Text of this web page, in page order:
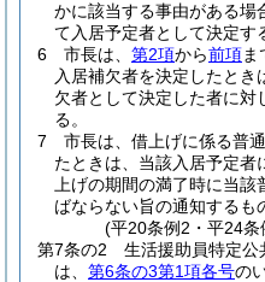
かに該当する事由がある場
て入居予定者として決定す
6
市長は、 第2項から前項
入居補欠者を決定したと
欠者として決定した者に対
る。
7
市長は、借上げに係る普
たときは、当該入居予定者
上げの期間の満了時に当
ばならない旨の通知するも
(平20条例2・平24
第7条の2
生活援助員特定公
は、 第6条の3第1項各号の